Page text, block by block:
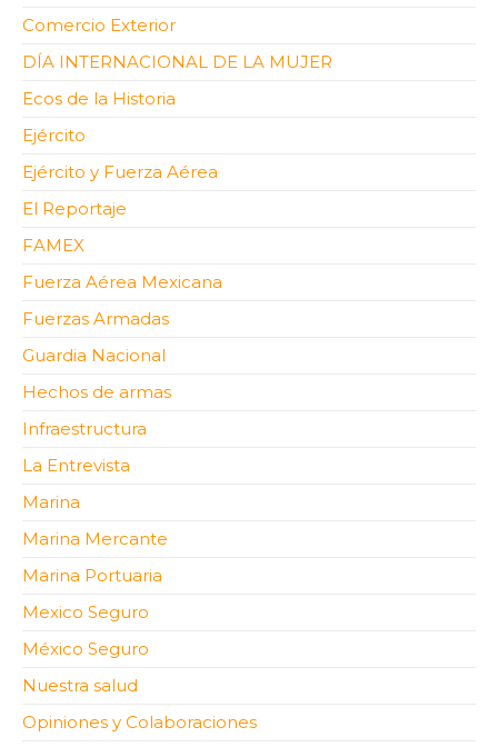
Comercio Exterior
DÍA INTERNACIONAL DE LA MUJER
Ecos de la Historia
Ejército
Ejército y Fuerza Aérea
El Reportaje
FAMEX
Fuerza Aérea Mexicana
Fuerzas Armadas
Guardia Nacional
Hechos de armas
Infraestructura
La Entrevista
Marina
Marina Mercante
Marina Portuaria
Mexico Seguro
México Seguro
Nuestra salud
Opiniones y Colaboraciones